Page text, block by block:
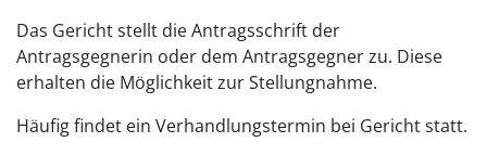
Das Gericht stellt die Antragsschrift der
Antragsgegnerin oder dem Antragsgegner zu. Diese
erhalten die Möglichkeit zur Stellungnahme.
Häufig findet ein Verhandlungstermin bei Gericht statt.